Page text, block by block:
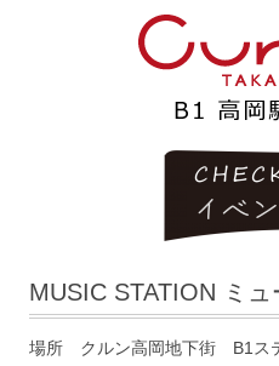
MUSIC STATION ミ
場所 クルン高岡地下街 B1ス